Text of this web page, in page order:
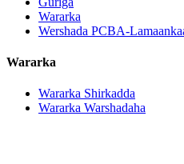
Wararka
Wershada PCBA-
Wararka
Wararka Shirkadda
Wararka Warshadaha